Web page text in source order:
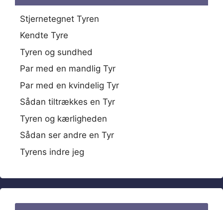
Stjernetegnet Tyren
Kendte Tyre
Tyren og sundhed
Par med en mandlig Tyr
Par med en kvindelig Tyr
Sådan tiltrækkes en Tyr
Tyren og kærligheden
Sådan ser andre en Tyr
Tyrens indre jeg